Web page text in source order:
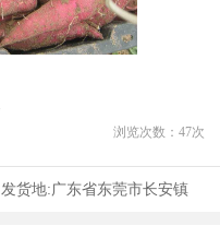
浏览次数： 47次
发货地:广东省东莞市长安镇